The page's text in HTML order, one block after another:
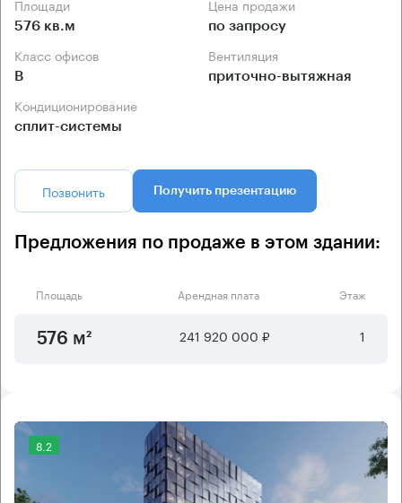
Площади
576 кв.м
Цена продажи
по запросу
Класс офисов
B
Вентиляция
приточно-вытяжная
Кондиционирование
сплит-системы
Позвонить Получить презентацию
Предложения по продаже в этом здании:
Площадь Арендная плата Этаж
576 м² 241 920 000 ₽ 1
8.2